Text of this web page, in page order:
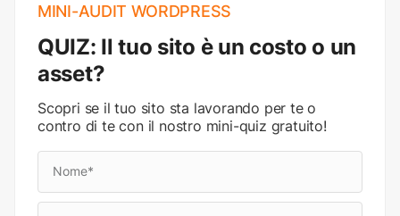
MINI-AUDIT WORDPRESS
QUIZ: Il tuo sito è un costo o un
asset?
Scopri se il tuo sito sta lavorando per te o
contro di te con il nostro mini-quiz gratuito!